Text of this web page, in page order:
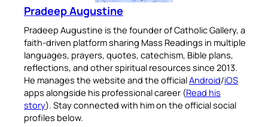
Pradeep Augustine
Pradeep Augustine is the founder of Catholic Gallery, a
faith-driven platform sharing Mass Readings in multiple
languages, prayers, quotes, catechism, Bible plans,
reflections, and other spiritual resources since 2013.
He manages the website and the officialAndroid/iOS
apps alongside his professional career (Read his
story). Stay connected with him on the official social
profiles below.